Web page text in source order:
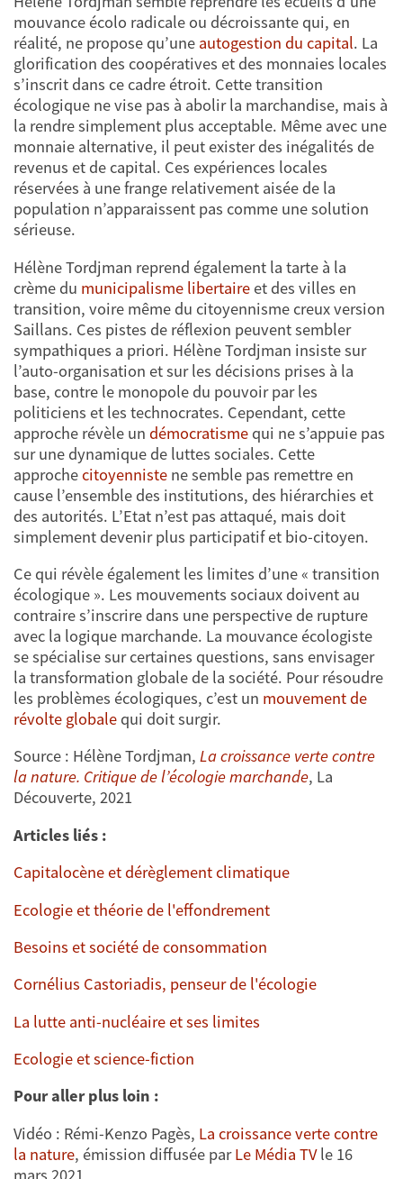
mouvance écolo radicale ou décroissante qui, en
réalité, ne propose qu’une autogestion du capital. La
glorification des coopératives et des monnaies locales
s’inscrit dans ce cadre étroit. Cette transition
écologique ne vise pas à abolir la marchandise, mais à
la rendre simplement plus acceptable. Même avec une
monnaie alternative, il peut exister des inégalités de
revenus et de capital. Ces expériences locales
réservées à une frange relativement aisée de la
population n’apparaissent pas comme une solution
sérieuse.
Hélène Tordjman reprend également la tarte à la
crème du municipalisme libertaire et des villes en
transition, voire même du citoyennisme creux version
Saillans. Ces pistes de réflexion peuvent sembler
sympathiques a priori. Hélène Tordjman insiste sur
l’auto-organisation et sur les décisions prises à la
base, contre le monopole du pouvoir par les
politiciens et les technocrates. Cependant, cette
approche révèle un démocratisme qui ne s’appuie pas
sur une dynamique de luttes sociales. Cette
approchecitoyenniste ne semble pas remettre en
cause l’ensemble des institutions, des hiérarchies et
des autorités. L’Etat n’est pas attaqué, mais doit
simplement devenir plus participatif et bio-citoyen.
Ce qui révèle également les limites d’une « transition
écologique ». Les mouvements sociaux doivent au
contraire s’inscrire dans une perspective de rupture
avec la logique marchande. La mouvance écologiste
se spécialise sur certaines questions, sans envisager
la transformation globale de la société. Pour résoudre
les problèmes écologiques, c’est un mouvement de
révolte globale qui doit surgir.
Source : Hélène Tordjman, La croissance verte contre
la nature. Critique de l’écologie marchande, La
Découverte, 2021
Articles liés :
Capitalocène et dérèglement climatique
Ecologie et théorie de l'effondrement
Besoins et société de consommation
Cornélius Castoriadis, penseur de l'écologie
La lutte anti-nucléaire et ses limites
Ecologie et science-fiction
Pour aller plus loin :
Vidéo : Rémi-Kenzo Pagès, La croissance verte contre
la nature, émission diffusée parLe Média TVle 16
mars 2021